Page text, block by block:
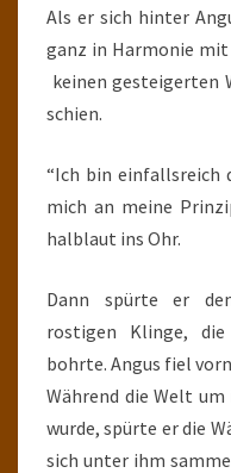
Als er sich hinter
ganz in Harmonie mit
keinen gesteigerten
schien.
“Ich bin einfallsreich
mich an meine
halblaut ins Ohr.
Dann spürte er
rostigen Klinge,
bohrte. Angus fiel
Während die Welt
wurde, spürte er die
sich unter ihm